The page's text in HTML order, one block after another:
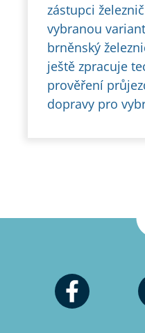
zástupci
vybranou
brněnský
ještě zpracuje
prověření
dopravy pro